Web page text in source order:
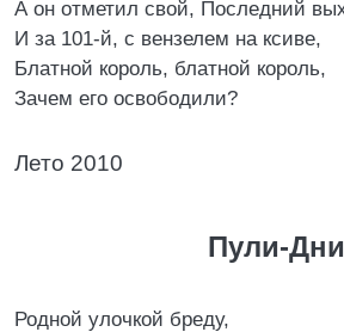
А он отметил свой, Последний
И за 101-й, с вензелем на ксиве,
Блатной король, блатной король,
Зачем его освободили?
Лето 2010
Пули-Дни
Родной улочкой бреду,